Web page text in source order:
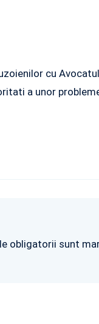
cu
a unor
obligatorii sunt